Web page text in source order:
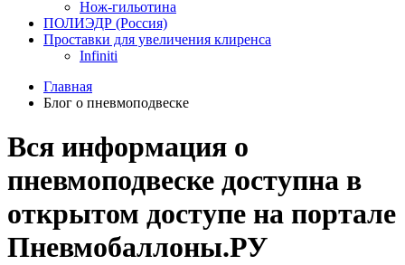
Нож-гильотина
ПОЛИЭДР (Россия)
Проставки для увеличения клиренса
Infiniti
Главная
Блог о пневмоподвеске
Вся информация о
пневмоподвеске доступна в
открытом доступе на портале
Пневмобаллоны.РУ